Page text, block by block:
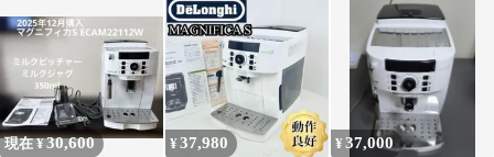
現在 ¥30,600 ¥37,980 ¥37,000